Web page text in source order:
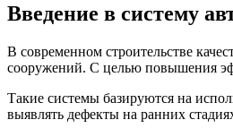
Введение в систему
В современном строительстве
сооружений. С целью повышения
Такие системы базируются на
выявлять дефекты на ранних